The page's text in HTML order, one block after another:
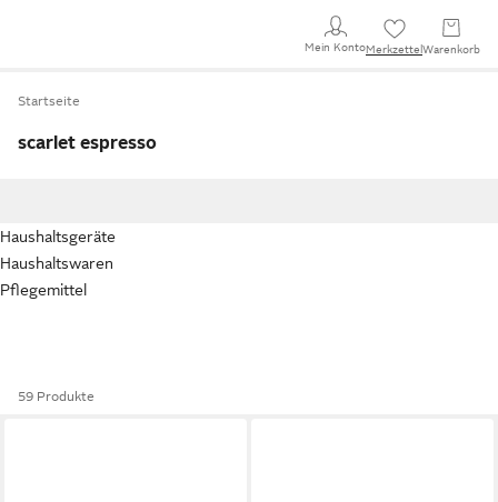
Mein KontoMerkzettel Warenkorb
Startseite
scarlet espresso
Haushaltsgeräte
Haushaltswaren
Pflegemittel
59 Produkte